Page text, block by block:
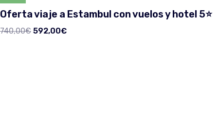
Oferta viaje a Estambul con vuelos y hotel 5⭐️
740,00€ 592,00€